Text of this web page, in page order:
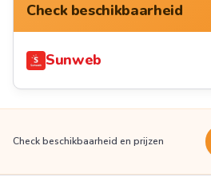
Check beschikbaarheid
Sunweb
Check beschikbaarheid en prijzen